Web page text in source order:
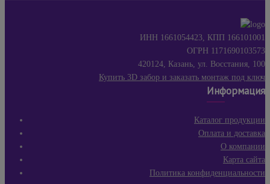
ИНН 1661054423, КПП 166101001
ОГРН 1171690103573
420124, Казань, ул. Восстания, 100
Купить 3D забор и заказать монтаж под ключ
Информация
Каталог продукции
Оплата и доставка
О компании
Карта сайта
Политика конфиденциальности